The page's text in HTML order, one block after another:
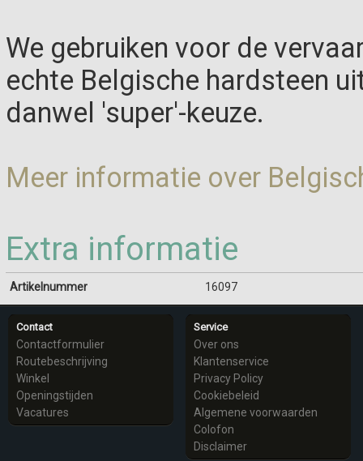
We gebruiken voor de
echte Belgische hardsteen
danwel 'super'-keuze.
Meer informatie over
Extra informatie
Artikelnummer 16097
Contact
Contactformulier
Routebeschrijving
Winkel
Openingstijden
Vacatures
Service
Over ons
Klantenservice
Privacy Policy
Cookiebeleid
Algemene voorwaarden
Colofon
Disclaimer